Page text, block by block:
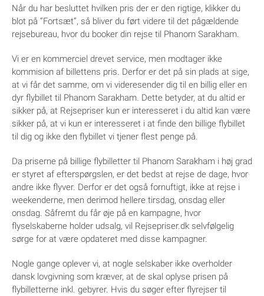
Når du har besluttet hvilken pris der er den rigtige, klikker du
blot på ”Fortsæt”, så bliver du ført videre til det pågældende
rejsebureau, hvor du booker din rejse til Phanom Sarakham.
Vi er en kommerciel drevet service, men modtager ikke
kommision af billettens pris. Derfor er det på sin plads at sige,
at vi får det samme, om vi videresender dig til en billig eller en
dyr flybillet til Phanom Sarakham. Dette betyder, at du altid er
sikker på, at Rejsepriser kun er interesseret i du altid kan være
sikker på, at vi kun er interesseret i at finde den billige flybillet
til dig og ikke den flybillet vi tjener flest penge på.
Da priserne på billige flybilletter til Phanom Sarakham i høj grad
er styret af efterspørgslen, er det bedst at rejse de dage, hvor
andre ikke flyver. Derfor er det også fornuftigt, ikke at rejse i
weekenderne, men derimod hellere tirsdag, onsdag eller
onsdag. Såfremt du får øje på en kampagne, hvor
flyselskaberne holder udsalg, vil Rejsepriser.dk selvfølgelig
sørge for at være opdateret med disse kampagner.
Nogle gange oplever vi, at nogle selskaber ikke overholder
dansk lovgivning som kræver, at de skal oplyse prisen på
flybilletterne inkl. gebyrer. Hvis du søger efter flyrejser til